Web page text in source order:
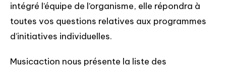
intégré l’équipe de l’organisme, elle répondra à
toutes vos questions relatives aux programmes
d’initiatives individuelles.
Musicaction nous présente la liste des